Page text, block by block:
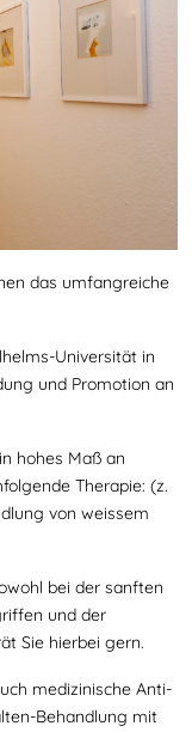
das umfangreiche
Universität in
und Promotion an
hohes Maß an
Therapie: (z.
von weissem
bei der sanften
und der
Sie hierbei gern.
medizinische Anti-
Behandlung mit